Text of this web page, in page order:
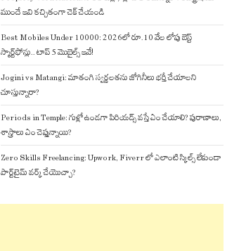
ముందే ఇవి కచ్చితంగా చెక్ చేయండి
Best Mobiles Under 10000: 2026లో రూ.10 వేల లోపు బెస్ట్
స్మార్ట్‌ఫోన్లు.. టాప్ 5 మొబైల్స్ ఇవే!
Jogini vs Matangi: మాతంగి స్వర్ణలతను జోగినీలు భర్తీ చేయాలని
చూస్తున్నారా?
Periods in Temple: గుళ్లో ఉండగా పిరియడ్స్ వస్తే ఏం చేయాలి? పురాణాలు,
శాస్త్రాలు ఏం చెప్తున్నాయి?
Zero Skills Freelancing: Upwork, Fiverr లో ఎలాంటి స్కిల్స్ లేకుండా
పార్ట్‌టైమ్ వర్క్ చేయొచ్చా?